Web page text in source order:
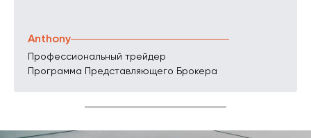
Anthony
Профессиональный трейдер
Программа Представляющего Брокера